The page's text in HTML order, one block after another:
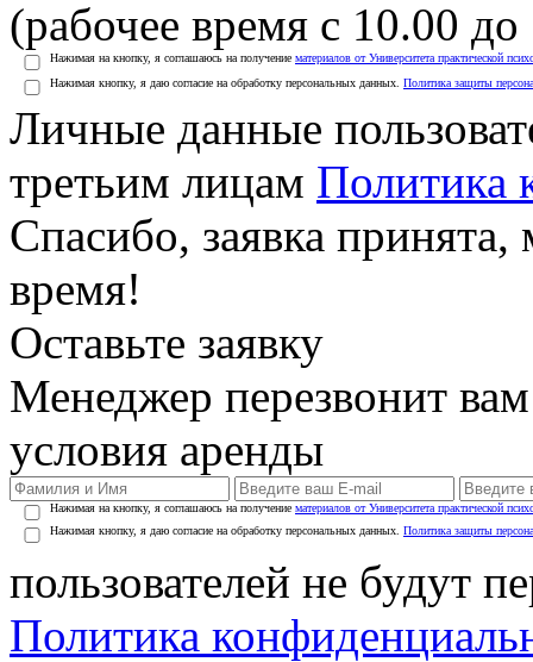
(рабочее время с 10.00
Нажимая на кнопку, я соглашаюсь на получение материалов от Университета практической
Нажимая кнопку, я даю согласие на обработку персональных данных. Политика защиты
Личные данные
третьим лицам Политика
Спасибо, заявка
время!
Оставьте заявку
Менеджер перезвонит
условия аренды
Нажимая на кнопку, я соглашаюсь на получение материалов от Университета практической
Нажимая кнопку, я даю согласие на обработку персональных данных. Политика защиты
пользователей не будут
Политика